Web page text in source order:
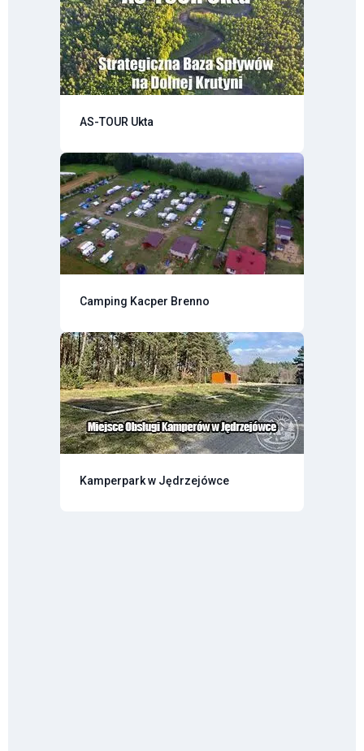
AS-TOUR Ukta
Camping Kacper Brenno
Kamperpark w Jędrzejówce